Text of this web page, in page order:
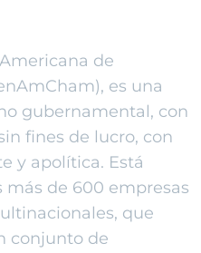
de
es una
gubernamental, con
fines de lucro, con
y apolítica. Está
más de 600 empresas
que
conjunto de